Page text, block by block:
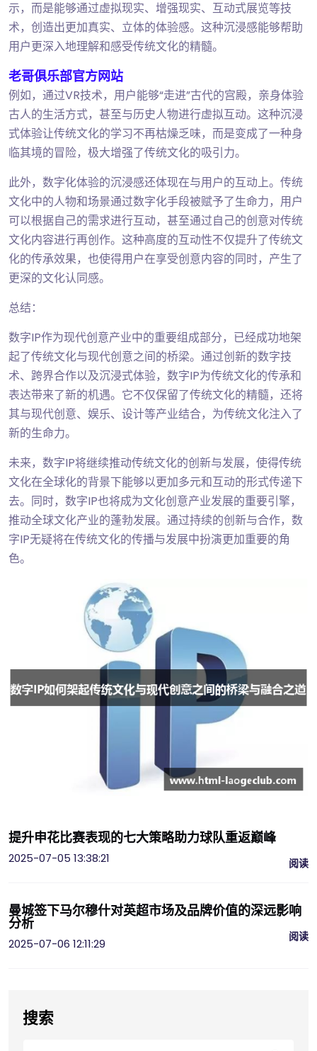
示，而是能够通过虚拟现实、增强现实、互动式展览等技
术，创造出更加真实、立体的体验感。这种沉浸感能够帮助
用户更深入地理解和感受传统文化的精髓。
老哥俱乐部官方网站
例如，通过VR技术，用户能够“走进”古代的宫殿，亲身体验
古人的生活方式，甚至与历史人物进行虚拟互动。这种沉浸
式体验让传统文化的学习不再枯燥乏味，而是变成了一种身
临其境的冒险，极大增强了传统文化的吸引力。
此外，数字化体验的沉浸感还体现在与用户的互动上。传统
文化中的人物和场景通过数字化手段被赋予了生命力，用户
可以根据自己的需求进行互动，甚至通过自己的创意对传统
文化内容进行再创作。这种高度的互动性不仅提升了传统文
化的传承效果，也使得用户在享受创意内容的同时，产生了
更深的文化认同感。
总结：
数字IP作为现代创意产业中的重要组成部分，已经成功地架
起了传统文化与现代创意之间的桥梁。通过创新的数字技
术、跨界合作以及沉浸式体验，数字IP为传统文化的传承和
表达带来了新的机遇。它不仅保留了传统文化的精髓，还将
其与现代创意、娱乐、设计等产业结合，为传统文化注入了
新的生命力。
未来，数字IP将继续推动传统文化的创新与发展，使得传统
文化在全球化的背景下能够以更加多元和互动的形式传递下
去。同时，数字IP也将成为文化创意产业发展的重要引擎，
推动全球文化产业的蓬勃发展。通过持续的创新与合作，数
字IP无疑将在传统文化的传播与发展中扮演更加重要的角
色。
提升申花比赛表现的七大策略助力球队重返巅峰
2025-07-05 13:38:21
阅读
曼城签下马尔穆什对英超市场及品牌价值的深远影响
分析
2025-07-06 12:11:29
阅读
搜索